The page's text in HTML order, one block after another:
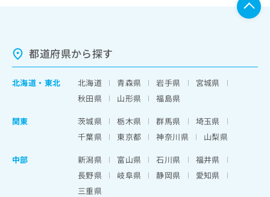
都道府県から探す
北海道 ・ 東北 北海道 青森県 岩手県
宮城県
秋田県
山形県
福島県
関東
茨城県 栃木県 群馬県
埼玉県
千葉県
東京都 神奈川県
山梨県
中部
新潟県 富山県 石川県
福井県
長野県
岐阜県 静岡県
愛知県
三重県